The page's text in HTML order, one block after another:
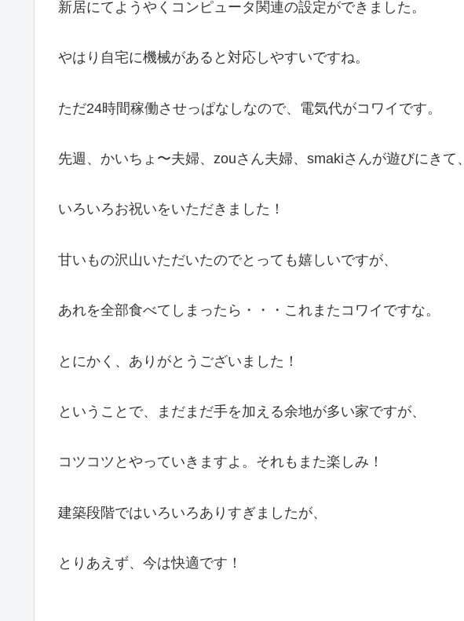
新居にてようやくコンピュータ関連の設定ができました。
やはり自宅に機械があると対応しやすいですね。
ただ24時間稼働させっぱなしなので、電気代がコワイです。
先週、かいちょ〜夫婦、zouさん夫婦、smakiさんが遊びにきて、
いろいろお祝いをいただきました！
甘いもの沢山いただいたのでとっても嬉しいですが、
あれを全部食べてしまったら・・・これまたコワイですな。
とにかく、ありがとうございました！
ということで、まだまだ手を加える余地が多い家ですが、
コツコツとやっていきますよ。それもまた楽しみ！
建築段階ではいろいろありすぎましたが、
とりあえず、今は快適です！